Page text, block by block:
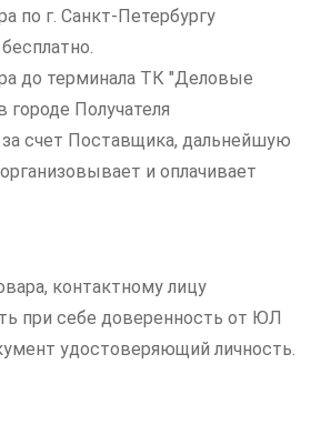
по г. Санкт-Петербургу
до терминала ТК "Деловые
Получателя
счет Поставщика, дальнейшую
и оплачивает
контактному лицу
при себе доверенность от ЮЛ
удостоверяющий личность.